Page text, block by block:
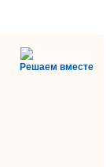
Решаем вместе